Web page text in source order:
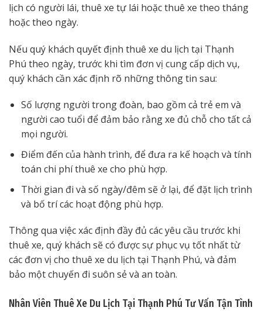
lịch có người lái, thuê xe tự lái hoặc thuê xe theo tháng
hoặc theo ngày.
Nếu quý khách quyết định thuê xe du lịch tại Thạnh
Phú theo ngày, trước khi tìm đơn vị cung cấp dịch vụ,
quý khách cần xác định rõ những thông tin sau:
Số lượng người trong đoàn, bao gồm cả trẻ em và
người cao tuổi để đảm bảo rằng xe đủ chỗ cho tất cả
mọi người.
Điểm đến của hành trình, để đưa ra kế hoạch và tính
toán chi phí thuê xe cho phù hợp.
Thời gian đi và số ngày/đêm sẽ ở lại, để đặt lịch trình
và bố trí các hoạt động phù hợp.
Thông qua việc xác định đầy đủ các yêu cầu trước khi
thuê xe, quý khách sẽ có được sự phục vụ tốt nhất từ
các đơn vị cho thuê xe du lịch tại Thạnh Phú, và đảm
bảo một chuyến đi suôn sẻ và an toàn.
Nhân Viên Thuê Xe Du Lịch Tại Thạnh Phú Tư Vấn Tận Tình